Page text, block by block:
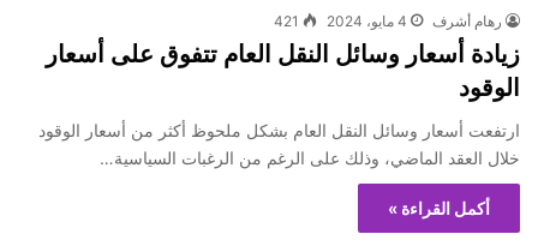
رهام أشرف 4 مايو، 2024 421
زيادة أسعار وسائل النقل العام تتفوق على أسعار
الوقود
ارتفعت أسعار وسائل النقل العام بشكل ملحوظ أكثر من أسعار الوقود
خلال العقد الماضي، وذلك على الرغم من الرغبات السياسية…
أكمل القراءة »